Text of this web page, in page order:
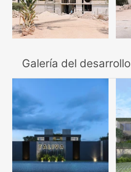
Galería del desarrollo